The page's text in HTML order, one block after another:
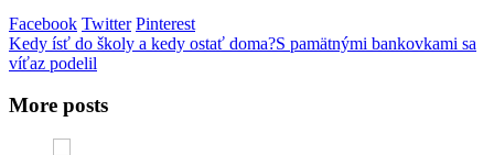
Facebook Twitter Pinterest
Kedy ísť do školy a kedy ostať doma?S pamätnými bankovkami sa
víťaz podelil
More posts